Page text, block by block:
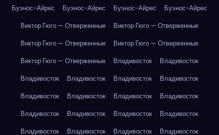
Буэнос-Айрес
Буэнос-Айрес Буэнос-Айрес
Буэнос-Айрес
Виктор Гюго — Отверженные
Виктор Гюго — Отверженные
Виктор Гюго — Отверженные
Виктор Гюго — Отверженные
Виктор Гюго — Отверженные
Владивосток
Владивосток
Владивосток
Владивосток Владивосток
Владивосток
Владивосток
Владивосток Владивосток
Владивосток
Владивосток
Владивосток Владивосток
Владивосток
Владивосток
Владивосток Владивосток
Владивосток